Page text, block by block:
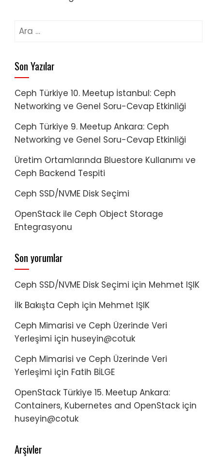
Arama:
Son Yazılar
Ceph Türkiye 10. Meetup İstanbul: Ceph
Networking ve Genel Soru-Cevap Etkinliği
Ceph Türkiye 9. Meetup Ankara: Ceph
Networking ve Genel Soru-Cevap Etkinliği
Üretim Ortamlarında Bluestore Kullanımı ve
Ceph Backend Tespiti
Ceph SSD/NVME Disk Seçimi
OpenStack ile Ceph Object Storage
Entegrasyonu
Son yorumlar
Ceph SSD/NVME Disk Seçimi için Mehmet IŞIK
İlk Bakışta Ceph için Mehmet IŞIK
Ceph Mimarisi ve Ceph Üzerinde Veri
Yerleşimi için huseyin@cotuk
Ceph Mimarisi ve Ceph Üzerinde Veri
Yerleşimi için Fatih BİLGE
OpenStack Türkiye 15. Meetup Ankara:
Containers, Kubernetes and OpenStack için
huseyin@cotuk
Arşivler